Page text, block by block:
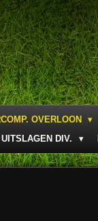
OVERLOON
UITSLAGEN DIV.